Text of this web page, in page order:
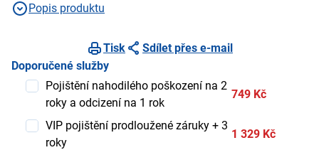
Popis produktu
Tisk
Sdílet přes e-mail
Doporučené služby
Pojištění nahodilého poškození na 2
roky a odcizení na 1 rok
749 Kč
VIP pojištění prodloužené záruky + 3
roky
1 329 Kč